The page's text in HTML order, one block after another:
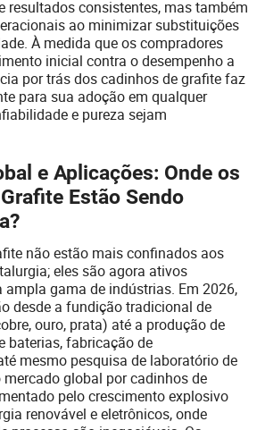
resultados consistentes, mas também
ao minimizar substituições
À medida que os compradores
inicial contra o desempenho a
por trás dos cadinhos de grafite faz
para sua adoção em qualquer
e pureza sejam
e Aplicações: Onde os
Estão Sendo
não estão mais confinados aos
eles são agora ativos
ampla gama de indústrias. Em 2026,
desde a fundição tradicional de
ouro, prata) até a produção de
baterias, fabricação de
mesmo pesquisa de laboratório de
mercado global por cadinhos de
pelo crescimento explosivo
renovável e eletrônicos, onde